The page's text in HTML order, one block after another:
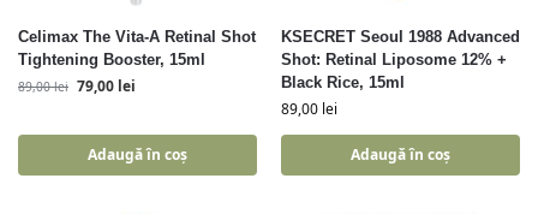
Celimax The Vita-A Retinal Shot
Tightening Booster, 15ml
89,00lei 79,00 lei
Adaugă în coș
KSECRET Seoul 1988 Advanced
Shot: Retinal Liposome 12% +
Black Rice, 15ml
89,00 lei
Adaugă în coș